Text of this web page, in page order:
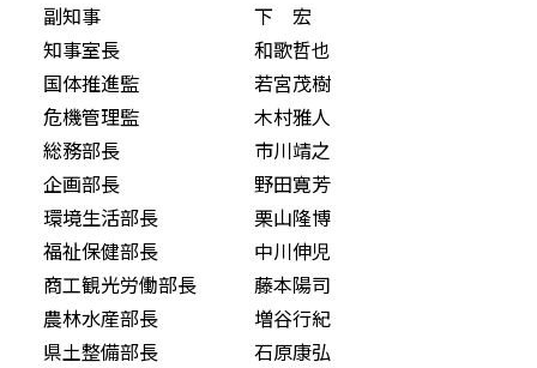
副知事 下 宏
知事室長 和歌哲也
国体推進監 若宮茂樹
危機管理監 木村雅人
総務部長 市川靖之
企画部長 野田寛芳
環境生活部長 栗山隆博
福祉保健部長 中川伸児
商工観光労働部長 藤本陽司
農林水産部長 増谷行紀
県土整備部長 石原康弘